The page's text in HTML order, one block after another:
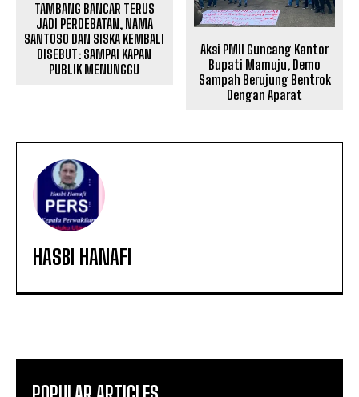
TAMBANG BANCAR TERUS
JADI PERDEBATAN, NAMA
SANTOSO DAN SISKA KEMBALI
DISEBUT: SAMPAI KAPAN
PUBLIK MENUNGGU
Aksi PMII Guncang Kantor
Bupati Mamuju, Demo
Sampah Berujung Bentrok
Dengan Aparat
HASBI HANAFI